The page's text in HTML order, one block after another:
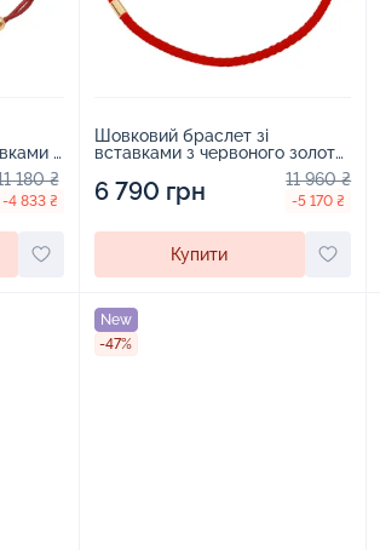
з
-
180 ₴
-4 833 ₴
Шовковий браслет зі
вставками з червоного золота
6 790 грн 11 960 ₴
-5 170 ₴
Купити
New
-47%